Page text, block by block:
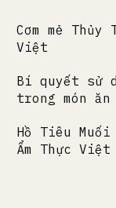
Cơm mẻ
Việt
Bí quyết sử
trong món ăn
Hồ Tiêu Muối
Ẩm Thực Việt